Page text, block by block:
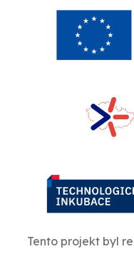
Tento projekt byl